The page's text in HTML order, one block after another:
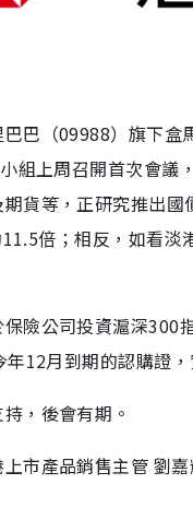
巴（09988）旗下
組上周召開首次會議
貨等，正研究推出
倍；相反，如看
險公司投資滬深
12月到期的認購證
，後會有期。
市產品銷售主管 劉